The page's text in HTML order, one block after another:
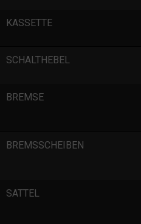
KASSETTE
SCHALTHEBEL
BREMSE
BREMSSCHEIBEN
SATTEL